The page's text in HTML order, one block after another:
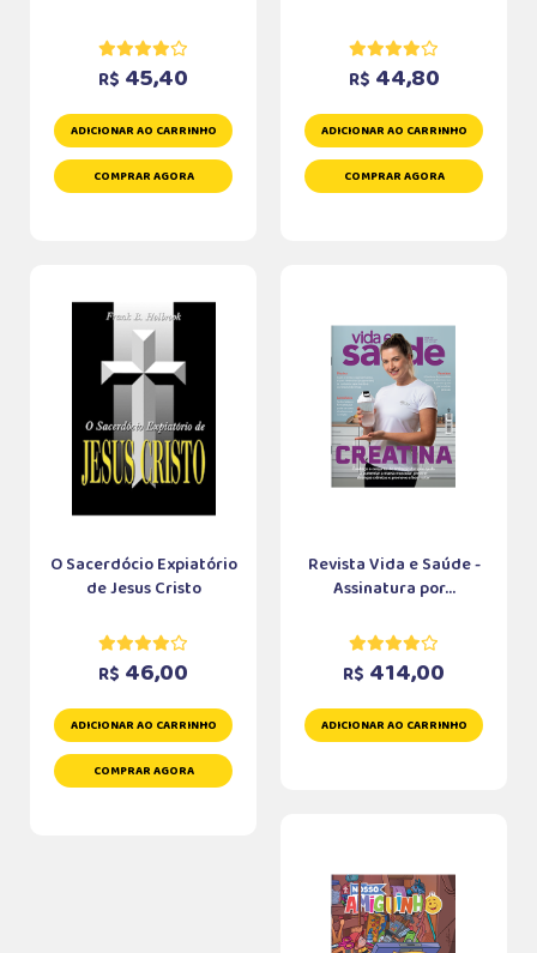
R$ 45,40
ADICIONAR AO CARRINHO
COMPRAR AGORA
R$ 44,80
ADICIONAR AO CARRINHO
COMPRAR AGORA
O Sacerdócio Expiatório
de Jesus Cristo
R$ 46,00
ADICIONAR AO CARRINHO
COMPRAR AGORA
Revista Vida e Saúde -
Assinatura por...
R$ 414,00
ADICIONAR AO CARRINHO